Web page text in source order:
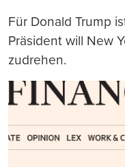
Für Donald Trump
Präsident will New
zudrehen.